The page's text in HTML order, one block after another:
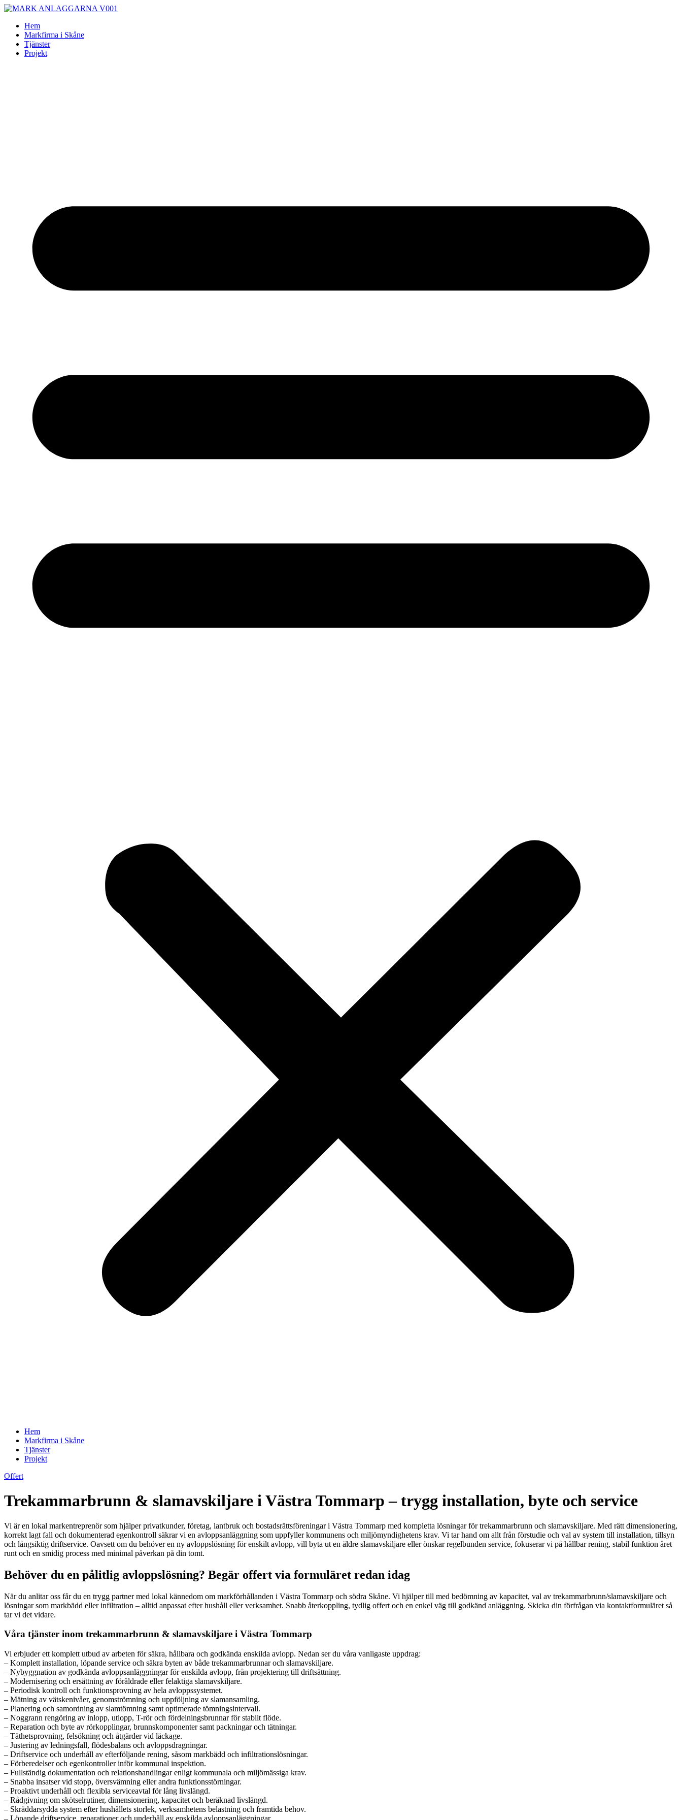
Skip
contentHem
Markfirma i Skåne
Tjänster
Projekt
Hem
Markfirma i Skåne
Tjänster
Projekt
Offert
Trekammarbrunn & slamavskiljare i Västra Tommarp – trygg installation, byte och service
Vi är en lokal markentreprenör som hjälper privatkunder, företag, lantbruk och bostadsrättsföreningar i Västra Tommarp med kompletta lösningar för trekammarbrunn och slamavskiljare. Med rätt dimensionering,
korrekt lagt fall och dokumenterad egenkontroll säkrar vi en avloppsanläggning som uppfyller kommunens och miljömyndighetens krav. Vi tar hand om allt från förstudie och val av system till installation, tillsyn
och långsiktig driftservice. Oavsett om du behöver en ny avloppslösning för enskilt avlopp, vill byta ut en äldre slamavskiljare eller önskar regelbunden service, fokuserar vi på hållbar rening, stabil funktion året
runt och en smidig process med minimal påverkan på din tomt.
Behöver du en pålitlig avloppslösning? Begär offert via formuläret redan idag
När du anlitar oss får du en trygg partner med lokal kännedom om markförhållanden i Västra Tommarp och södra Skåne. Vi hjälper till med bedömning av kapacitet, val av trekammarbrunn/slamavskiljare och
lösningar som markbädd eller infiltration – alltid anpassat efter hushåll eller verksamhet. Snabb återkoppling, tydlig offert och en enkel väg till godkänd anläggning. Skicka din förfrågan via kontaktformuläret så
tar vi det vidare.
Våra tjänster inom trekammarbrunn & slamavskiljare i Västra Tommarp
Vi erbjuder ett komplett utbud av arbeten för säkra, hållbara och godkända enskilda avlopp. Nedan ser du våra vanligaste uppdrag:
– Komplett installation, löpande service och säkra byten av både trekammarbrunnar och slamavskiljare.
– Nybyggnation av godkända avloppsanläggningar för enskilda avlopp, från projektering till driftsättning.
– Modernisering och ersättning av föråldrade eller felaktiga slamavskiljare.
– Periodisk kontroll och funktionsprovning av hela avloppssystemet.
– Mätning av vätskenivåer, genomströmning och uppföljning av slamansamling.
– Planering och samordning av slamtömning samt optimerade tömningsintervall.
– Noggrann rengöring av inlopp, utlopp, T-rör och fördelningsbrunnar för stabilt flöde.
– Reparation och byte av rörkopplingar, brunnskomponenter samt packningar och tätningar.
– Täthetsprovning, felsökning och åtgärder vid läckage.
– Justering av ledningsfall, flödesbalans och avloppsdragningar.
– Driftservice och underhåll av efterföljande rening, såsom markbädd och infiltrationslösningar.
– Förberedelser och egenkontroller inför kommunal inspektion.
– Fullständig dokumentation och relationshandlingar enligt kommunala och miljömässiga krav.
– Snabba insatser vid stopp, översvämning eller andra funktionsstörningar.
– Proaktivt underhåll och flexibla serviceavtal för lång livslängd.
– Rådgivning om skötselrutiner, dimensionering, kapacitet och beräknad livslängd.
– Skräddarsydda system efter hushållets storlek, verksamhetens belastning och framtida behov.